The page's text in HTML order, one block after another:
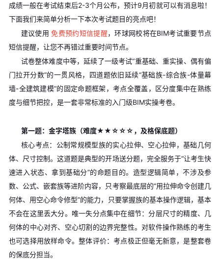
成绩一般在考试结束后2-3个月公布，预计9月初就可以有消息啦！
下面我们来简单分析一下本次考试题目的亮点吧！
建议使用 免费预约短信提醒，环球网校将在BIM考试重要节点
短信提醒，让您不再错过重要时间节点。
试卷整体难度中等，延续了一级考试“重基础、重实操、偶有偏
门拉开分数”的一贯风格，四道题依旧延续“基础族-综合族-体量幕
墙-全建筑建模”的固定命题框架，考点全覆盖，区分度集中在熟练
度与细节把控，是一套非常标准的入门级BIM实操考卷。
第一题：金字塔族（难度★★☆☆☆，及格保底题）
核心考点：公制常规模型族的实心拉伸、空心拉伸，基础几何
体、尺寸控制。这道题是典型的开场送分题，完全服务于“让考生快
速进入状态、拿到基础分”的命题目的。造型逻辑简单，不涉及参
数、公式、嵌套族等进阶内容，只考察最底层的“用拉伸命令创建几
何体、用空心命令修型”的能力，只要掌握族的基本操作逻辑，基本
不会在这里丢大分。唯一失分点集中在细节：分层尺寸的精度、几
何体的中心对齐、空心切割的边界完整性。对软件操作熟练的考生
也可选择用放样命令。整体评价：考点极正但毫无新意，是整套卷
的保底分担当。